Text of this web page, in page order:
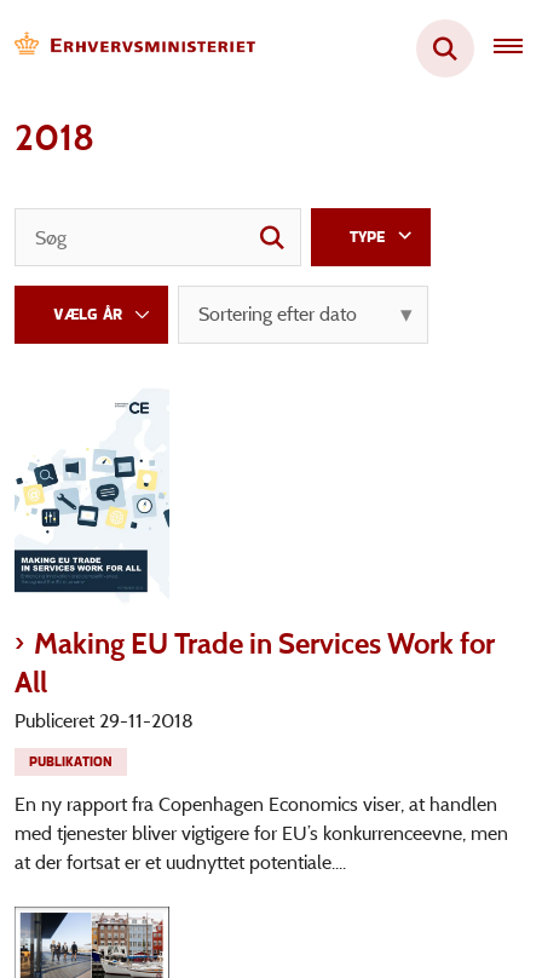
2018
TYPE
Making EU Trade in Services Work for
All
Publiceret 29-11-2018
PUBLIKATION
En ny rapport fra Copenhagen Economics viser, at handlen
med tjenester bliver vigtigere for EU’s konkurrenceevne, men
at der fortsat er et uudnyttet potentiale....